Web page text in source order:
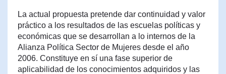
La actual propuesta pretende dar continuidad y valor
práctico a los resultados de las escuelas políticas y
económicas que se desarrollan a lo internos de la
Alianza Política Sector de Mujeres desde el año
2006. Constituye en sí una fase superior de
aplicabilidad de los conocimientos adquiridos y las